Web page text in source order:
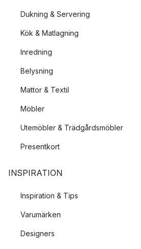
Dukning & Servering
Kök & Matlagning
Inredning
Belysning
Mattor & Textil
Möbler
Utemöbler & Trädgårdsmöbler
Presentkort
INSPIRATION
Inspiration & Tips
Varumärken
Designers